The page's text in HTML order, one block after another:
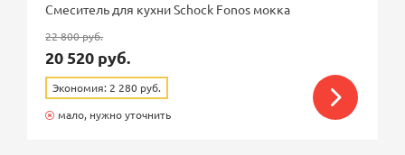
Смеситель для кухни Schock Fonos мокка
22 800 руб.
20 520 руб.
Экономия: 2 280 руб.
мало, нужно уточнить